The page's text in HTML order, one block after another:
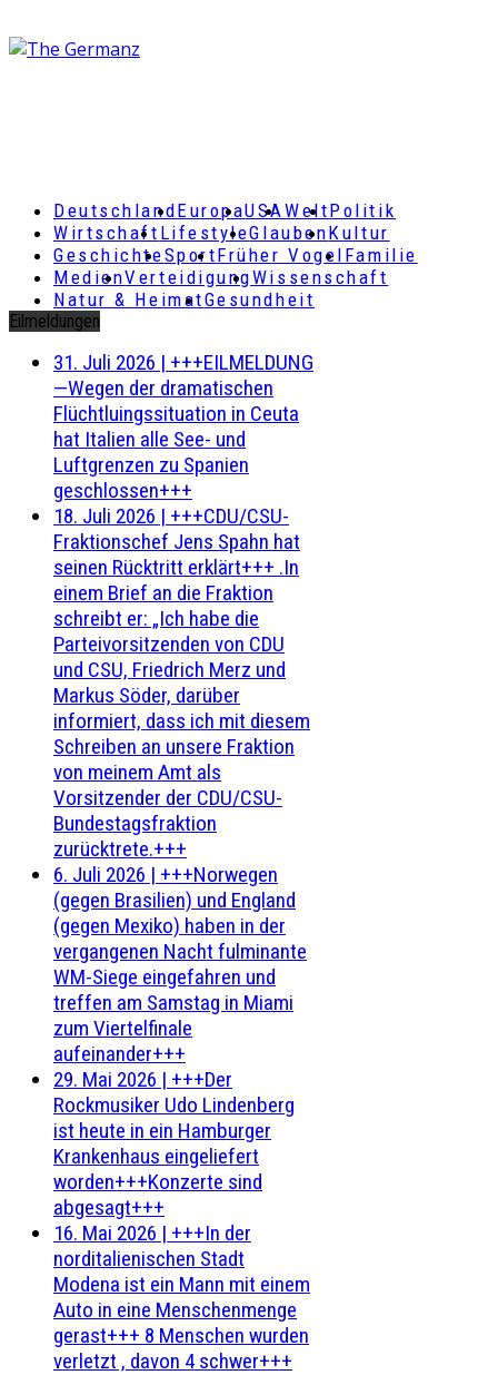
DeutschlandEuropaUSAWeltPolitik
Wirtschaft LifestyleGlaubenKultur
GeschichteSportFrüher Vogel Familie
MedienVerteidigungWissenschaft
Natur & HeimatGesundheit
Eilmeldungen
31. Juli 2026 | +++EILMELDUNG
—Wegen der dramatischen
Flüchtluingssituation in Ceuta
hat Italien alle See- und
Luftgrenzen zu Spanien
geschlossen+++
18. Juli 2026 | +++CDU/CSU-
Fraktionschef Jens Spahn hat
seinen Rücktritt erklärt+++ .In
einem Brief an die Fraktion
schreibt er: „Ich habe die
Parteivorsitzenden von CDU
und CSU, Friedrich Merz und
Markus Söder, darüber
informiert, dass ich mit diesem
Schreiben an unsere Fraktion
von meinem Amt als
Vorsitzender der CDU/CSU-
Bundestagsfraktion
zurücktrete.+++
6. Juli 2026 | +++Norwegen
(gegen Brasilien) und England
(gegen Mexiko) haben in der
vergangenen Nacht fulminante
WM-Siege eingefahren und
treffen am Samstag in Miami
zum Viertelfinale
aufeinander+++
29. Mai 2026 | +++Der
Rockmusiker Udo Lindenberg
ist heute in ein Hamburger
Krankenhaus eingeliefert
worden+++Konzerte sind
abgesagt+++
16. Mai 2026 | +++In der
norditalienischen Stadt
Modena ist ein Mann mit einem
Auto in eine Menschenmenge
gerast+++ 8 Menschen wurden
verletzt , davon 4 schwer+++